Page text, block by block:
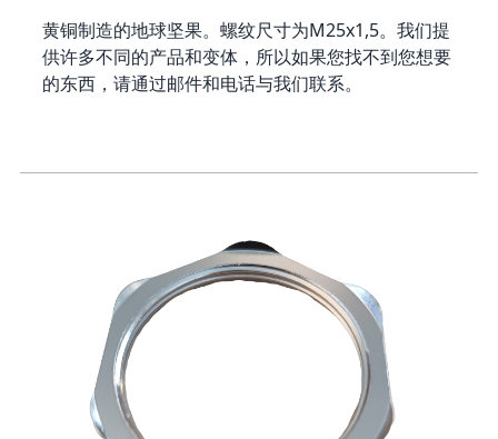
黄铜制造的地球坚果。螺纹尺寸为M25x1,5。我们提
供许多不同的产品和变体，所以如果您找不到您想要
的东西，请通过邮件和电话与我们联系。